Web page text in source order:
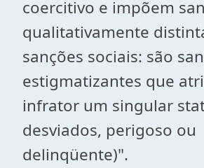
coercitivo e impõem
qualitativamente
sanções sociais: são
estigmatizantes que
infrator um singular
desviados, perigoso ou
delinqüente)".